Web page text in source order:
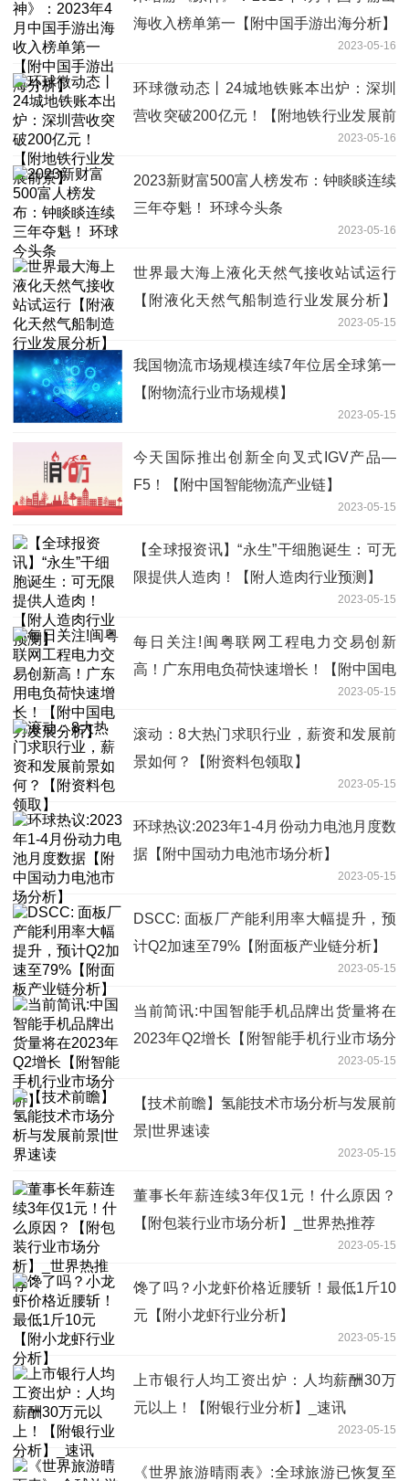
海收入榜单第一【附中国手游出海分析】
2023-05-16
环球微动态丨24城地铁账本出炉：深圳
营收突破200亿元！【附地铁行业发展前
2023-05-16
2023新财富500富人榜发布：钟睒睒连续
三年夺魁！ 环球今头条
2023-05-16
世界最大海上液化天然气接收站试运行
【附液化天然气船制造行业发展分析】
2023-05-15
我国物流市场规模连续7年位居全球第一
【附物流行业市场规模】
2023-05-15
今天国际推出创新全向叉式IGV产品—
F5！【附中国智能物流产业链】
2023-05-15
【全球报资讯】“永生”干细胞诞生：可无
限提供人造肉！【附人造肉行业预测】
2023-05-15
每日关注!闽粤联网工程电力交易创新
高！广东用电负荷快速增长！【附中国电
2023-05-15
滚动：8大热门求职行业，薪资和发展前
景如何？【附资料包领取】
2023-05-15
环球热议:2023年1-4月份动力电池月度数
据【附中国动力电池市场分析】
2023-05-15
DSCC: 面板厂产能利用率大幅提升，预
计Q2加速至79%【附面板产业链分析】
2023-05-15
当前简讯:中国智能手机品牌出货量将在
2023年Q2增长【附智能手机行业市场分
2023-05-15
【技术前瞻】氢能技术市场分析与发展前
景|世界速读
2023-05-15
董事长年薪连续3年仅1元！什么原因？
【附包装行业市场分析】_世界热推荐
2023-05-15
馋了吗？小龙虾价格近腰斩！最低1斤10
元【附小龙虾行业分析】
2023-05-15
上市银行人均工资出炉：人均薪酬30万
元以上！【附银行业分析】_速讯
2023-05-15
《世界旅游晴雨表》:全球旅游已恢复至